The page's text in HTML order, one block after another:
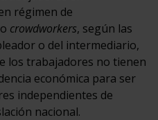
régimen de
crowdworkers, según las
o del intermediario,
los trabajadores no tienen
económica para ser
independientes de
nacional.